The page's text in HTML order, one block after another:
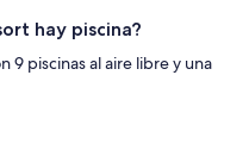
hay piscina?
9 piscinas al aire libre y una